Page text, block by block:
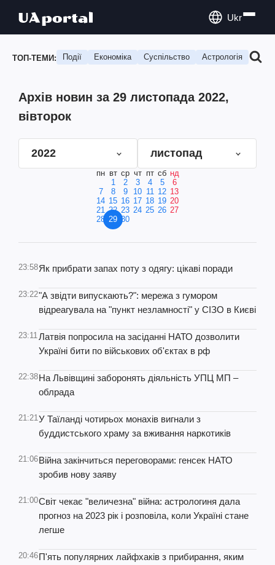
Ukr
ТОП-ТЕМИ: Події Економіка Суспільство Астрологія
Архів новин за 29 листопада 2022,
вівторок
2022 листопад
пн вт ср чт пт сб нд
1
2 3 4 5
6
7
8 9 10 11 12 13
14 15 16 17 18 19 20
21 22 23 24 25 26 27
28 29 30
23:58Як прибрати запах поту з одягу: цікаві поради
23:22"А звідти випускають?": мережа з гумором
відреагувала на "пункт незламності" у СІЗО в Києві
23:11Латвія попросила на засіданні НАТО дозволити
Україні бити по військових об'єктах в рф
22:38На Львівщині заборонять діяльність УПЦ МП –
облрада
21:21У Таїланді чотирьох монахів вигнали з
буддистського храму за вживання наркотиків
21:06Війна закінчиться переговорами: генсек НАТО
зробив нову заяву
21:00Світ чекає "величезна" війна: астрологиня дала
прогноз на 2023 рік і розповіла, коли Україні стане
легше
20:46П'ять популярних лайфхаків з прибирання, яким